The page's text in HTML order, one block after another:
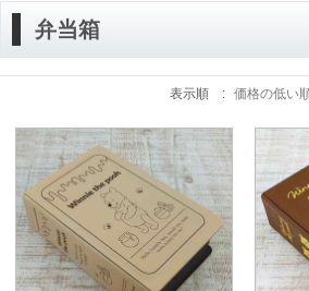
弁当箱
表示順 : 価格の低い